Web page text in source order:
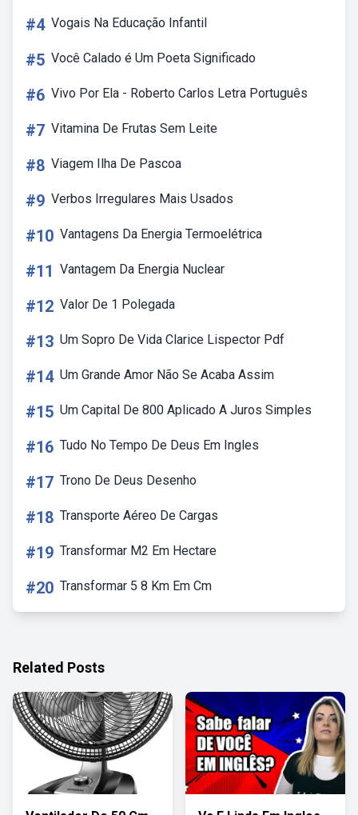
#4 Vogais Na Educação Infantil
#5 Você Calado é Um Poeta Significado
#6 Vivo Por Ela - Roberto Carlos Letra Português
#7 Vitamina De Frutas Sem Leite
#8 Viagem Ilha De Pascoa
#9 Verbos Irregulares Mais Usados
#10 Vantagens Da Energia Termoelétrica
#11 Vantagem Da Energia Nuclear
#12 Valor De 1 Polegada
#13 Um Sopro De Vida Clarice Lispector Pdf
#14 Um Grande Amor Não Se Acaba Assim
#15 Um Capital De 800 Aplicado A Juros Simples
#16 Tudo No Tempo De Deus Em Ingles
#17 Trono De Deus Desenho
#18 Transporte Aéreo De Cargas
#19 Transformar M2 Em Hectare
#20 Transformar 5 8 Km Em Cm
Related Posts